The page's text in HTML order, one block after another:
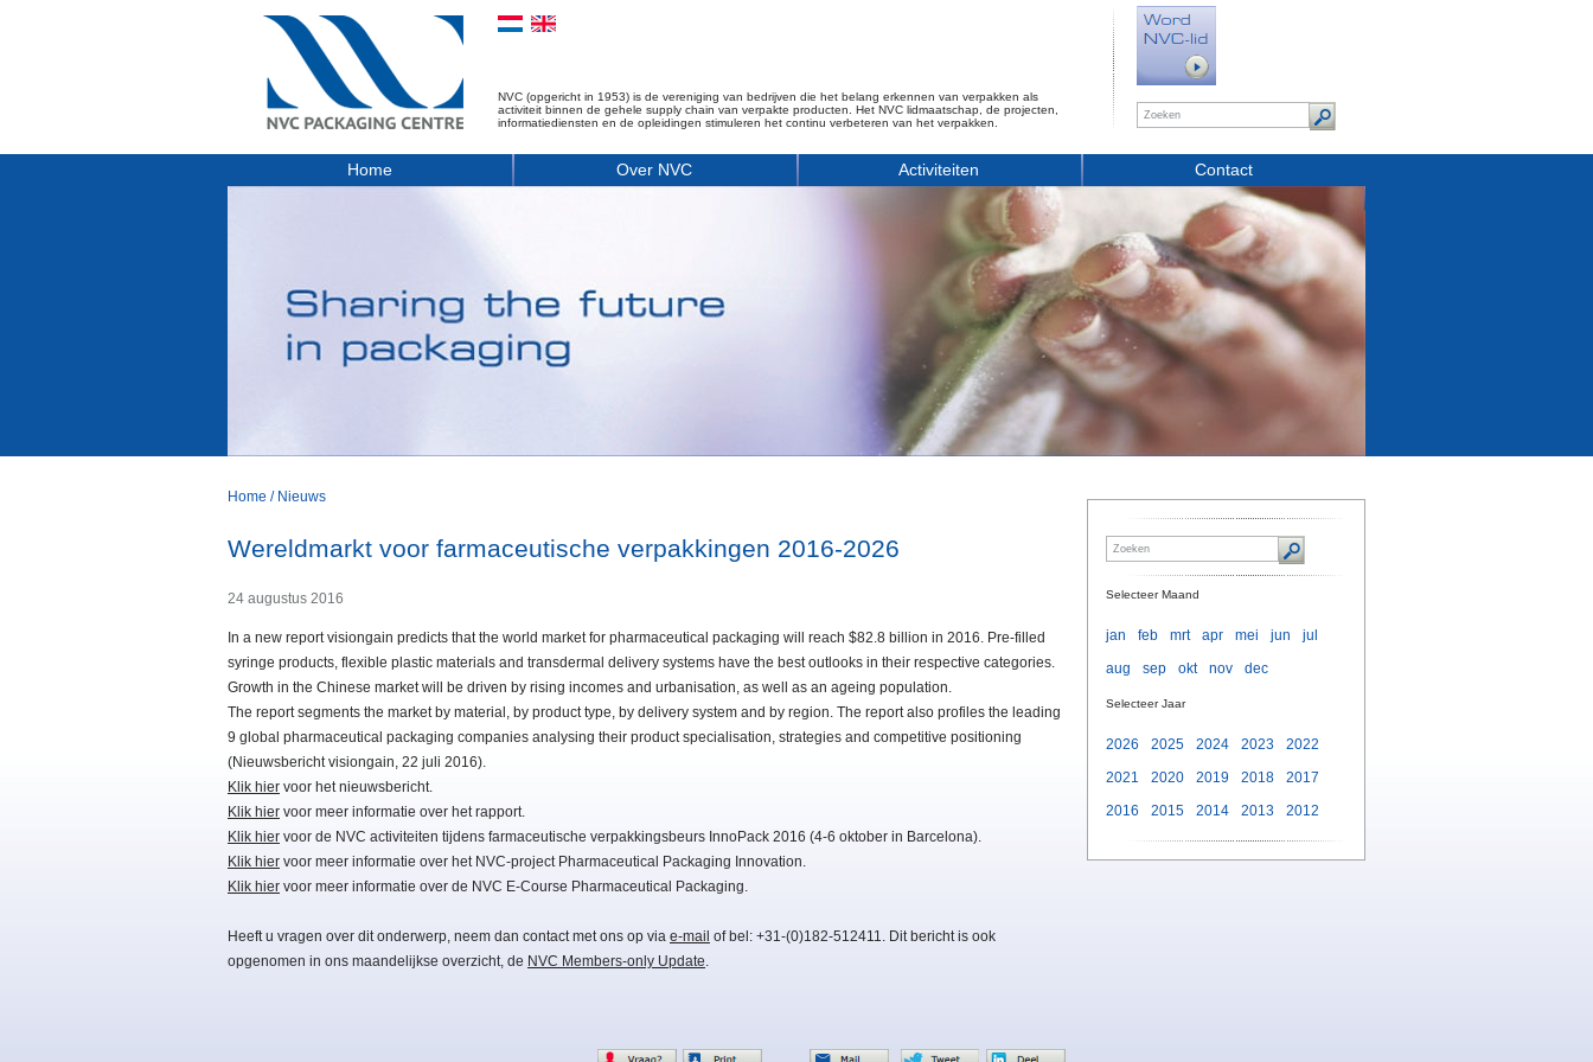
NVC (opgericht in 1953) is de vereniging van bedrijven die het belang erkennen van verpakken als
activiteit binnen de gehele supply chain van verpakte producten. Het NVC lidmaatschap, de projecten,
informatiediensten en de opleidingen stimuleren het continu verbeteren van het verpakken.
Home Over NVC Activiteiten Contact
Home / Nieuws
Wereldmarkt voor farmaceutische verpakkingen 2016-2026
24 augustus 2016
In a new report visiongain predicts that the world market for pharmaceutical packaging will reach $82.8 billion in 2016. Pre-filled
syringe products, flexible plastic materials and transdermal delivery systems have the best outlooks in their respective categories.
Growth in the Chinese market will be driven by rising incomes and urbanisation, as well as an ageing population.
The report segments the market by material, by product type, by delivery system and by region. The report also profiles the leading
9 global pharmaceutical packaging companies analysing their product specialisation, strategies and competitive positioning
(Nieuwsbericht visiongain, 22 juli 2016).
Klik hier voor het nieuwsbericht.
Klik hier voor meer informatie over het rapport.
Klik hier voor de NVC activiteiten tijdens farmaceutische verpakkingsbeurs InnoPack 2016 (4-6 oktober in Barcelona).
Klik hier voor meer informatie over het NVC-project Pharmaceutical Packaging Innovation.
Klik hier voor meer informatie over de NVC E-Course Pharmaceutical Packaging.
Heeft u vragen over dit onderwerp, neem dan contact met ons op via e-mail of bel: +31-(0)182-512411. Dit bericht is ook
opgenomen in ons maandelijkse overzicht, de NVC Members-only Update.
Selecteer Maand
jan feb mrt apr mei jun
jul
aug
sep okt nov dec
Selecteer Jaar
2026 2025 2024 2023
2022
2021
2020 2019 2018
2017
2016
2015 2014 2013 2012